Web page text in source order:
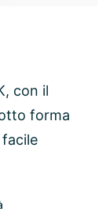
con il
forma